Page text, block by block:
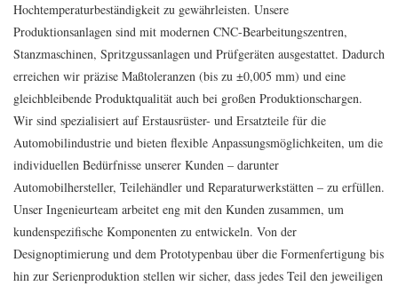
Hochtemperaturbeständigkeit zu gewährleisten. Unsere
Produktionsanlagen sind mit modernen CNC-Bearbeitungszentren,
Stanzmaschinen, Spritzgussanlagen und Prüfgeräten ausgestattet. Dadurch
erreichen wir präzise Maßtoleranzen (bis zu ±0,005 mm) und eine
gleichbleibende Produktqualität auch bei großen Produktionschargen.
Wir sind spezialisiert auf Erstausrüster- und Ersatzteile für die
Automobilindustrie und bieten flexible Anpassungsmöglichkeiten, um die
individuellen Bedürfnisse unserer Kunden – darunter
Automobilhersteller, Teilehändler und Reparaturwerkstätten – zu erfüllen.
Unser Ingenieurteam arbeitet eng mit den Kunden zusammen, um
kundenspezifische Komponenten zu entwickeln. Von der
Designoptimierung und dem Prototypenbau über die Formenfertigung bis
hin zur Serienproduktion stellen wir sicher, dass jedes Teil den jeweiligen